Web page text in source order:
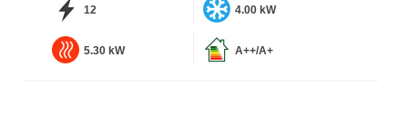
12 4.00 kW
5.30 kW A++/A+